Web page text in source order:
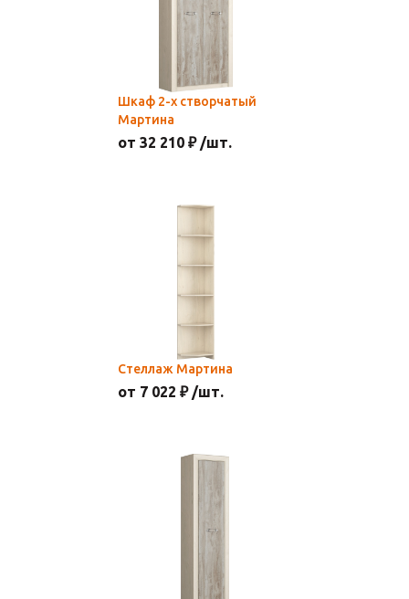
Шкаф 2-х створчатый
Мартина
от 32 210 ₽ /шт.
Стеллаж Мартина
от 7 022 ₽ /шт.